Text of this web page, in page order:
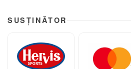
SUSȚINĂTOR